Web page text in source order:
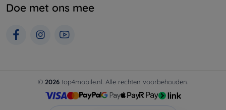
Doe met ons mee
© 2026 top4mobile.nl. Alle rechten voorbehouden.